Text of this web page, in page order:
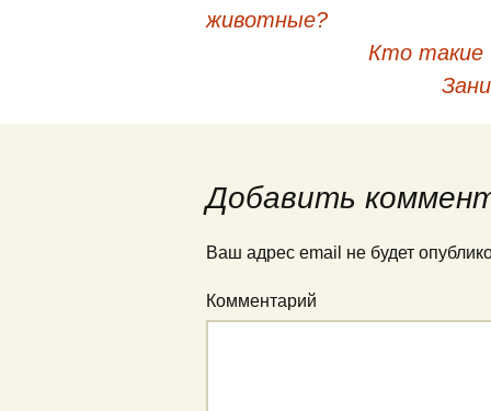
Навигация по
животные?
Кто такие
Добавить
Ваш адрес email не будет
Комментарий